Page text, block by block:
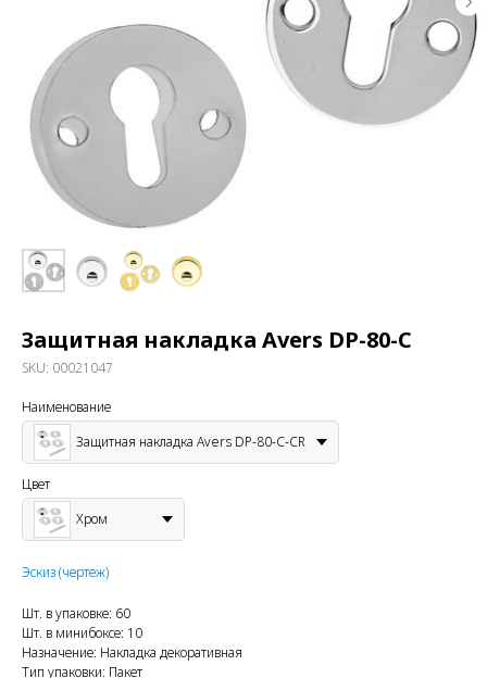
Защитная накладка Avers DP-80-C
SKU: 00021047
Наименование
Защитная накладка Avers DP-80-C-CR
Цвет
Хром
Эскиз (чертеж)
Шт. в упаковке: 60
Шт. в минибоксе: 10
Назначение: Накладка декоративная
Тип упаковки: Пакет